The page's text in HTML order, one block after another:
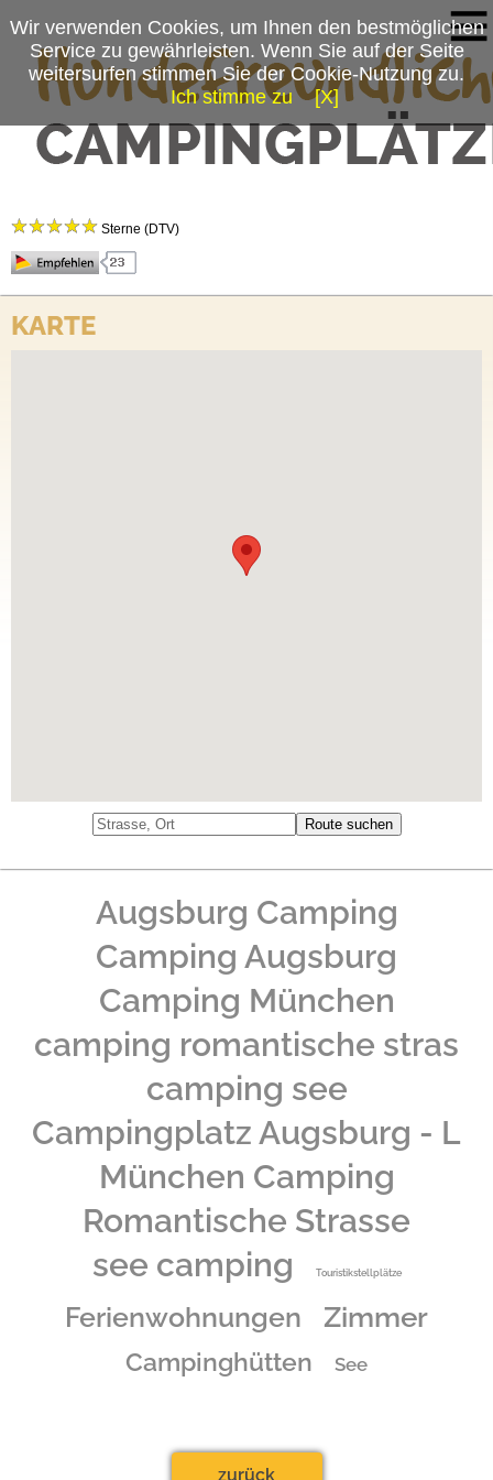
Campingplatzmenü
Anfahrt Sterne (DTV)
Freuen Sie sich auf einen familiären 5-Sterne-Campingplatz mit eigenem Badesee und
parkähnlichem ebenen Gelände, Campingshop, Gasverkauf und Werkstatt. Über die
endlos vielen Ausflugsziele für Jung und Alt informieren wir Sie in der Rezeption.
KARTE
Augsburg Camping
Camping Augsburg
Camping München
camping romantische stras
camping see
Campingplatz Augsburg - L
München Camping
Romantische Strasse
see camping
Touristikstellplätze
Ferienwohnungen Zimmer
Campinghütten See
zurück
Wir verwenden Cookies, um Ihnen den bestmöglichen
Service zu gewährleisten. Wenn Sie auf der Seite
weitersurfen stimmen Sie der Cookie-Nutzung zu.
Ich stimme zu
[X]